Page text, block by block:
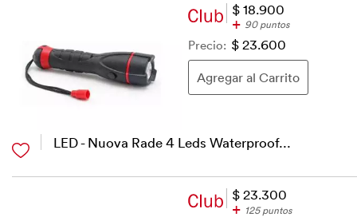
$ 18.900
+ 90 puntos
Precio: $ 23.600
LED - Nuova Rade 4 Leds Waterproof...
$ 23.300
+ 125 puntos